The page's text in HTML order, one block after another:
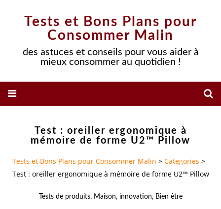
Tests et Bons Plans pour
Consommer Malin
des astuces et conseils pour vous aider à
mieux consommer au quotidien !
Test : oreiller ergonomique à
mémoire de forme U2™ Pillow
Tests et Bons Plans pour Consommer Malin > Categories >
Test : oreiller ergonomique à mémoire de forme U2™ Pillow
Tests de produits, Maison, innovation, Bien être